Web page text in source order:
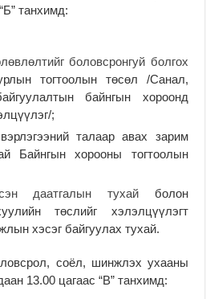
танхимд:
боловсронгуй болгох
тогтоолын төсөл /Санал,
байнгын хороонд
;
талаар авах зарим
Байнгын хорооны тогтоолын
даатгалын тухай болон
төслийг хэлэлцүүлэгт
хэсэг байгуулах тухай.
соёл, шинжлэх ухааны
13.00 цагаас “В” танхимд: